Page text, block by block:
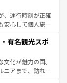
着の
ほしい。
なアフタヌーン
パブ、サッカー観
富。イギリスを旅
、運行時刻が正確
安心して個人旅行
はのユニークな
歩きも満喫する
も高いが、旅行
、うまく活用すれ
有名観光スポ
化が魅力の国。
ニアまで、訪れる